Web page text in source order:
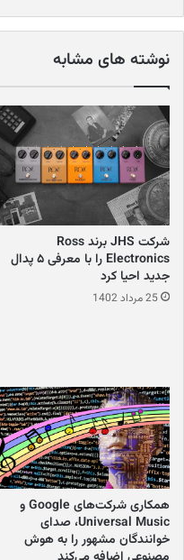
نوشته های مشابه
شرکت JHS برند Ross
Electronics را با معرفی ۵ پدال
جدید احیا کرد
25 مرداد 1402
همکاری شرکت‌های Google و
Universal Music، صدای
خوانندگان مشهور را به هوش